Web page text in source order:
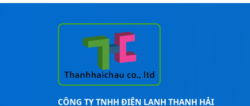
CÔNG TY TNHH ĐIỆN LẠNH THANH HẢI